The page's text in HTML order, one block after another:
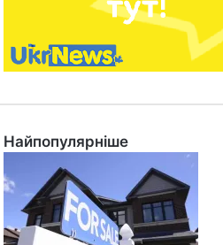
Найпопулярніше